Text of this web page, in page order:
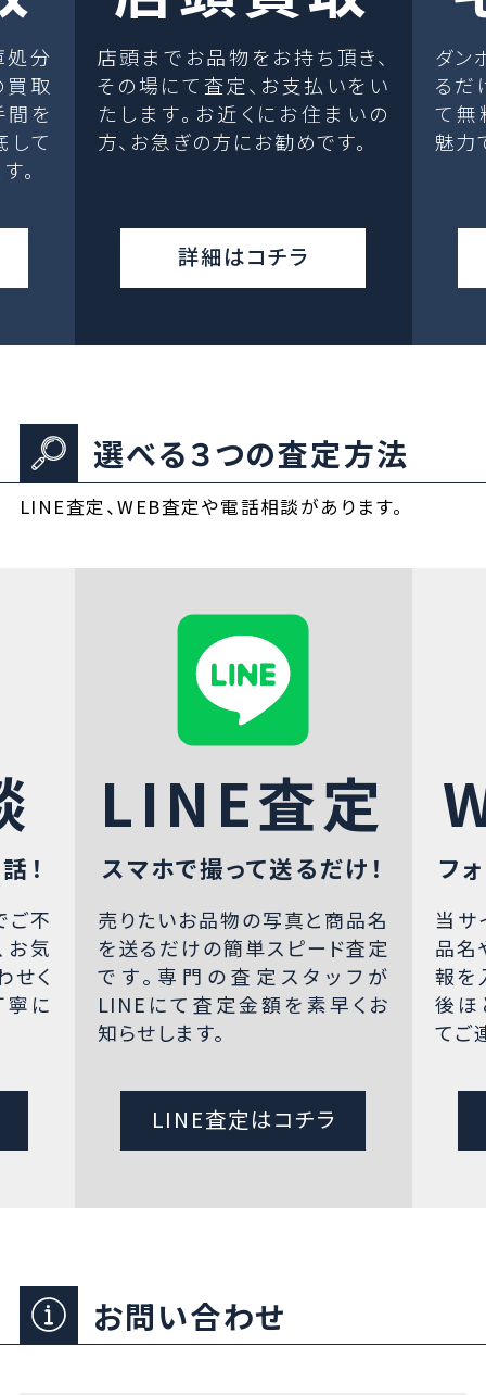
処分
取
間を
して
。
店頭までお品物をお持ち頂き、
その場にて査定、お支払いをい
たします。お近くにお住まいの
方、お急ぎの方にお勧めです。
詳細はコチラ
ダン
るだ
て無
魅力
選べる３つの査定方法
LINE査定、WEB査定や電話相談があります。
！
ご不
お気
せく
寧に
LINE査定
スマホで撮って送るだけ！
売りたいお品物の写真と商品名
を送るだけの簡単スピード査定
です。専門の査定スタッフが
LINEにて査定金額を素早くお
知らせします。
LINE査定はコチラ
フ
当サ
品名
報を
後ほ
てご
お問い合わせ